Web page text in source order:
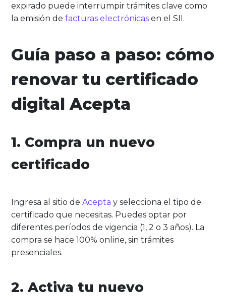
expirado puede interrumpir trámites clave como
la emisión defacturas electrónicas en el SII.
Guía paso a paso: cómo
renovar tu certificado
digital Acepta
1. Compra un nuevo
certificado
Ingresa al sitio deAcepta y selecciona el tipo de
certificado que necesitas. Puedes optar por
diferentes períodos de vigencia (1, 2 o 3 años). La
compra se hace 100% online, sin trámites
presenciales.
2. Activa tu nuevo